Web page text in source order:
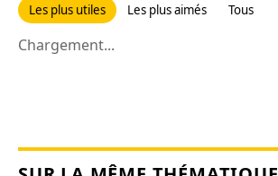
Les plus utiles Les plus aimés Tous
Chargement...